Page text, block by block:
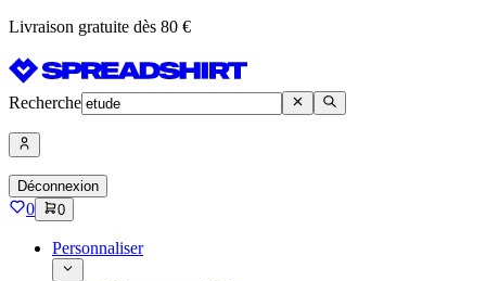
Livraison gratuite dès 80 €
Recherche
Déconnexion
0 0
Personnaliser